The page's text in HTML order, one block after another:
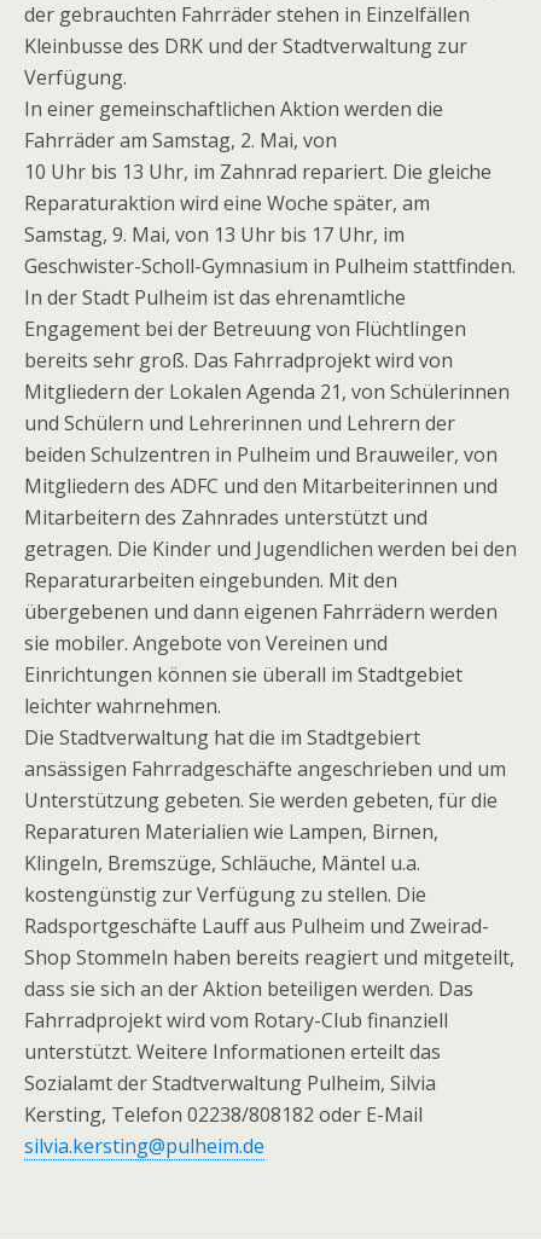
der gebrauchten Fahrräder stehen in Einzelfällen
Kleinbusse des DRK und der Stadtverwaltung zur
Verfügung.
In einer gemeinschaftlichen Aktion werden die
Fahrräder am Samstag, 2. Mai, von
10 Uhr bis 13 Uhr, im Zahnrad repariert. Die gleiche
Reparaturaktion wird eine Woche später, am
Samstag, 9. Mai, von 13 Uhr bis 17 Uhr, im
Geschwister-Scholl-Gymnasium in Pulheim stattfinden.
In der Stadt Pulheim ist das ehrenamtliche
Engagement bei der Betreuung von Flüchtlingen
bereits sehr groß. Das Fahrradprojekt wird von
Mitgliedern der Lokalen Agenda 21, von Schülerinnen
und Schülern und Lehrerinnen und Lehrern der
beiden Schulzentren in Pulheim und Brauweiler, von
Mitgliedern des ADFC und den Mitarbeiterinnen und
Mitarbeitern des Zahnrades unterstützt und
getragen. Die Kinder und Jugendlichen werden bei den
Reparaturarbeiten eingebunden. Mit den
übergebenen und dann eigenen Fahrrädern werden
sie mobiler. Angebote von Vereinen und
Einrichtungen können sie überall im Stadtgebiet
leichter wahrnehmen.
Die Stadtverwaltung hat die im Stadtgebiert
ansässigen Fahrradgeschäfte angeschrieben und um
Unterstützung gebeten. Sie werden gebeten, für die
Reparaturen Materialien wie Lampen, Birnen,
Klingeln, Bremszüge, Schläuche, Mäntel u.a.
kostengünstig zur Verfügung zu stellen. Die
Radsportgeschäfte Lauff aus Pulheim und Zweirad-
Shop Stommeln haben bereits reagiert und mitgeteilt,
dass sie sich an der Aktion beteiligen werden. Das
Fahrradprojekt wird vom Rotary-Club finanziell
unterstützt. Weitere Informationen erteilt das
Sozialamt der Stadtverwaltung Pulheim, Silvia
Kersting, Telefon 02238/808182 oder E-Mail
silvia.kersting@pulheim.de